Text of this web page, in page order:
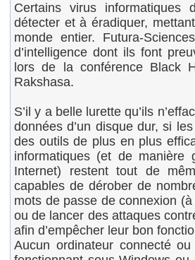
Certains virus
détecter et à éradiquer,
monde entier. Futura-
d’intelligence dont ils font
lors de la conférence Black
Rakshasa.
S’il y a belle lurette qu’ils
données d’un disque dur, si
des outils de plus en plus
informatiques (et de manière
Internet) restent tout de
capables de dérober de
mots de passe de connexion
ou de lancer des attaques
afin d’empêcher leur bon
Aucun ordinateur connecté